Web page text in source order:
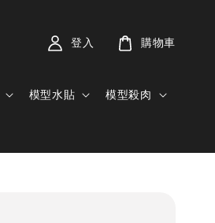
模型水貼 模型殺肉
登入 購物車